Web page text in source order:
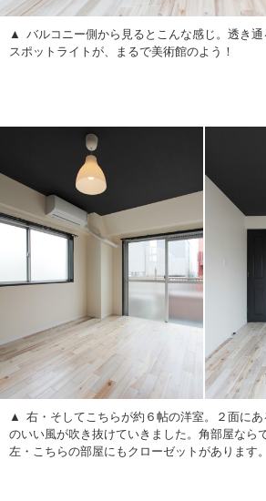
バルコニー側から見るとこんな感じ。透き
スポットライトが、まるで美術館のよう！
右・そしてこちらが約６帖の洋室。２面に
のいい風が吹き抜けていきました。角部屋なら
左・こちらの部屋にもクローゼットがあります。